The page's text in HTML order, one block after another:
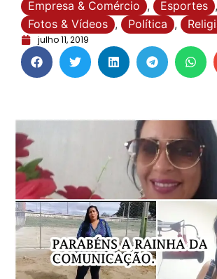
Empresa & Comércio , Esportes ,
Fotos & Vídeos , Política ,
julho 11, 2019